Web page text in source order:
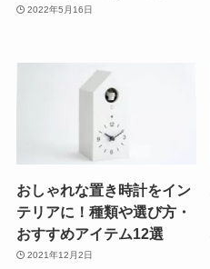
2022年5月16日
おしゃれな置き時計をイン
テリアに！種類や選び方・
おすすめアイテム12選
2021年12月2日